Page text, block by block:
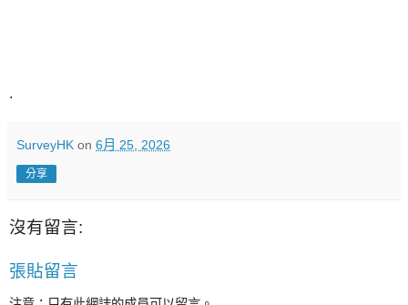
.
SurveyHK on 6月 25, 2026
分享
沒有留言:
張貼留言